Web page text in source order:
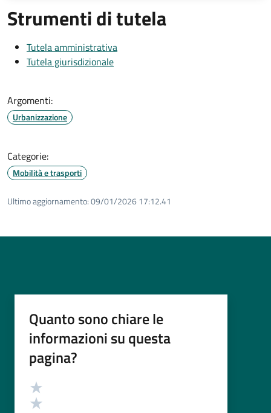
Strumenti di tutela
Tutela amministrativa
Tutela giurisdizionale
Argomenti:
Urbanizzazione
Categorie:
Mobilità e trasporti
Ultimo aggiornamento:09/01/2026 17:12.41
Quanto sono chiare le
informazioni su questa
pagina?
Valutazione